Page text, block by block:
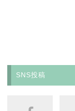
SNS投稿